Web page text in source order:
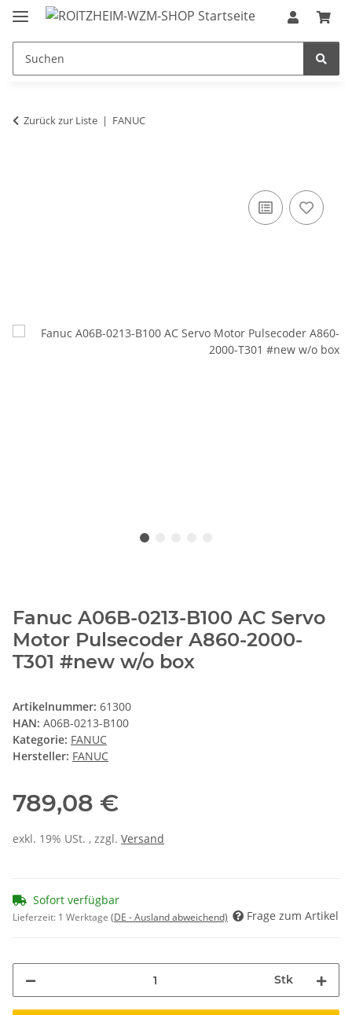
Zurück zur Liste FANUC
Fanuc A06B-0213-B100 AC Servo
Motor Pulsecoder A860-2000-
T301 #new w/o box
Artikelnummer: 61300
HAN: A06B-0213-B100
Kategorie: FANUC
Hersteller: FANUC
789,08 €
exkl. 19% USt. , zzgl. Versand
Sofort verfügbar
Lieferzeit: 1 Werktage (DE - Ausland abweichend) Frage zum Artikel
Stk